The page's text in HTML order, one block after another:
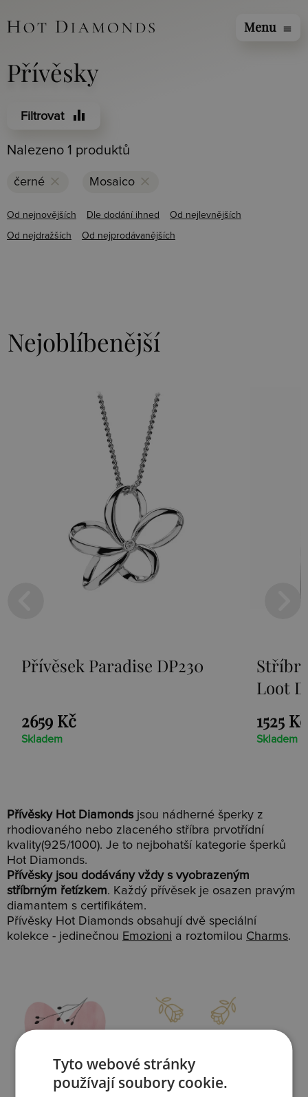
Menu menu
Přívěsky
Filtrovat equalizer
Nalezeno 1 produktů
černé clear Mosaico clear
Od nejnovějších Dle dodání ihned Od nejlevnějších
Od nejdražších Od nejprodávanějších
Nejoblíbenější
Přívěsek Paradise DP230
2659 Kč
Skladem
Loot
1525 Kč
Skladem
Přívěsky Hot Diamonds jsou nádherné šperky z
rhodiovaného nebo zlaceného stříbra prvotřídní
kvality(925/1000). Je to nejbohatší kategorie šperků
Hot Diamonds.
Přívěsky jsou dodávány vždy s vyobrazeným
stříbrným řetízkem. Každý přívěsek je osazen pravým
diamantem s certifikátem.
Přívěsky Hot Diamonds obsahují dvě speciální
kolekce - jedinečnou Emozioni a roztomilou Charms.
Slevy Doprava
Tyto webové stránky
používají soubory cookie.